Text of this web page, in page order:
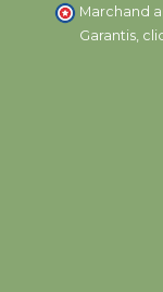
Marchand
Garantis,